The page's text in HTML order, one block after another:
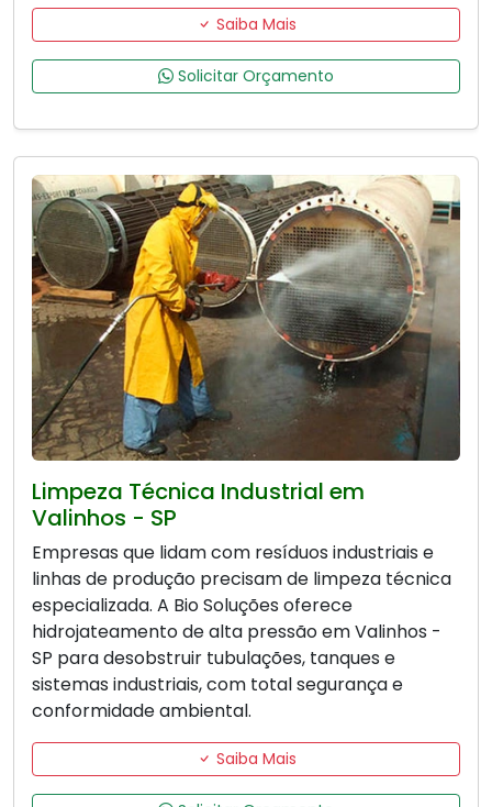
Saiba Mais
Solicitar Orçamento
Limpeza Técnica Industrial em
Valinhos - SP
Empresas que lidam com resíduos industriais e
linhas de produção precisam de limpeza técnica
especializada. A Bio Soluções oferece
hidrojateamento de alta pressão em Valinhos -
SP para desobstruir tubulações, tanques e
sistemas industriais, com total segurança e
conformidade ambiental.
Saiba Mais